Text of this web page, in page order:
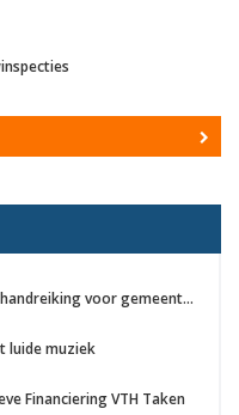
Bestrijding van termieten Een handreiking voor gemeenten in Nederland
luide muziek
Financiering VTH Taken